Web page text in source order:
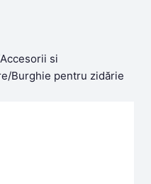
si
Burghie pentru zidărie